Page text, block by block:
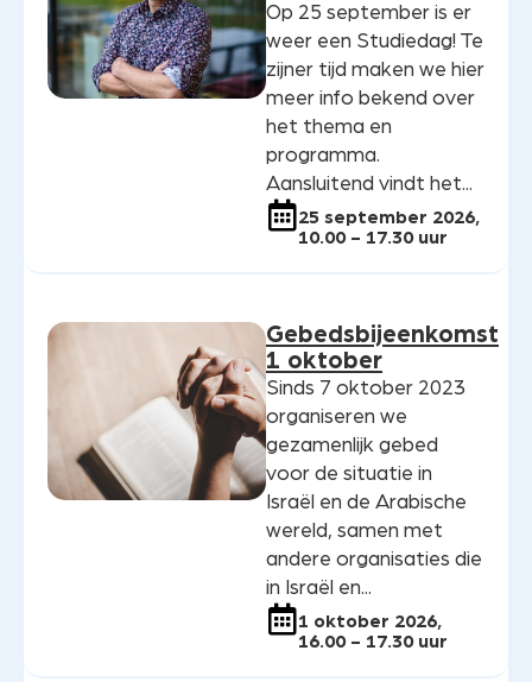
Op 25 september is er
weer een Studiedag! Te
zijner tijd maken we hier
meer info bekend over
het thema en
programma.
Aansluitend vindt het...
25 september 2026,
10.00 - 17.30 uur
Gebedsbijeenkomst
1 oktober
Sinds 7 oktober 2023
organiseren we
gezamenlijk gebed
voor de situatie in
Israël en de Arabische
wereld, samen met
andere organisaties die
in Israël en...
1 oktober 2026,
16.00 - 17.30 uur